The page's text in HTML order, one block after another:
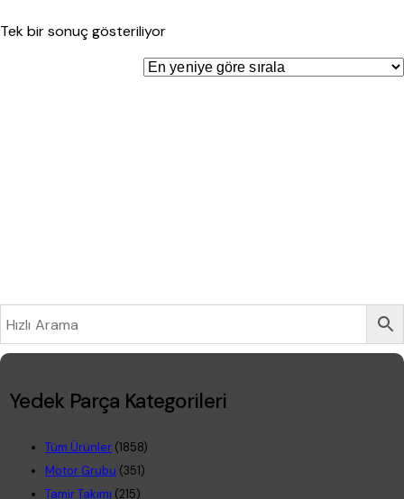
Tek bir sonuç gösteriliyor
Yedek Parça Kategorileri
Tüm Ürünler (1858)
Motor Grubu (351)
Tamir Takımı (215)